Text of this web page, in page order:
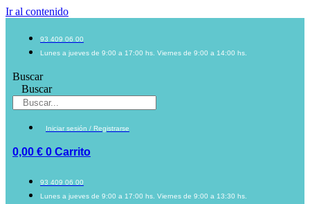
Ir al contenido
93 409 06 00
Lunes a jueves de 9:00 a 17:00 hs. Viernes de 9:00 a 14:00 hs.
Buscar
Buscar
Iniciar sesión / Registrarse
0,00 € 0 Carrito
93 409 06 00
Lunes a jueves de 9:00 a 17:00 hs. Viernes de 9:00 a 13:30 hs.